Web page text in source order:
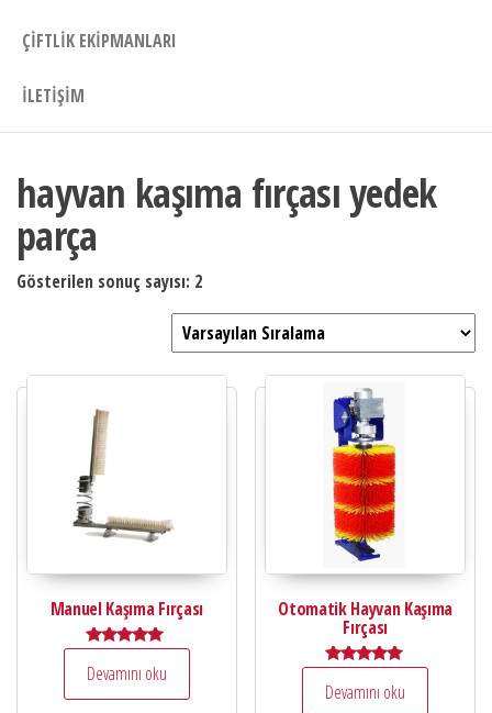
ÇIFTLIK EKIPMANLARI
İLETIŞIM
hayvan kaşıma fırçası yedek
parça
Gösterilen sonuç sayısı: 2
Manuel Kaşıma Fırçası
5.00
oy aldı
Devamını oku
Otomatik Hayvan Kaşıma
Fırçası
5.00
oy aldı
Devamını oku